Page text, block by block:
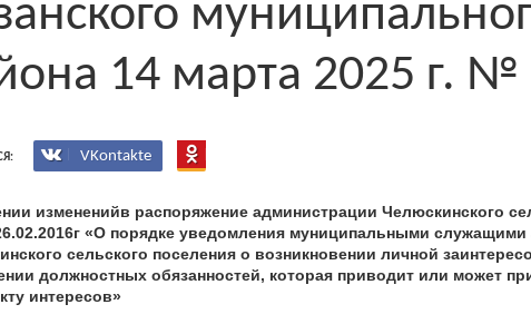
14 марта 2025 г. №
VKontakte
измененийв распоряжение администрации Челюскинского
«О порядке уведомления муниципальными служащими
сельского поселения о возникновении личной
должностных обязанностей, которая приводит или может
интересов»